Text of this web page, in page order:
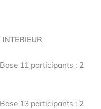
Base 11 participants : 2
Base 13 participants : 2